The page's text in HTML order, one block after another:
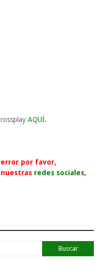
AQUÍ.
error por favor,
redes sociales,